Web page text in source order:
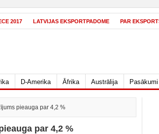
2017 LATVIJAS EKSPORTPADOME PAR
D-Amerika Āfrika Austrālija Pasākumi
pieauga par 4,2 %
par 4,2 %